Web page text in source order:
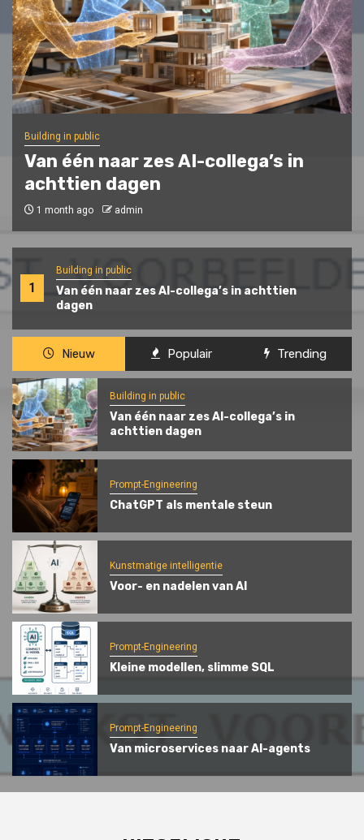
1
Building in public
Van één naar zes AI-collega’s in achttien
dagen
Prompt-Engineering
ChatGPT als mentale steun
Nieuw Populair Trending
Building in public
Van één naar zes AI-collega’s in
achttien dagen
Prompt-Engineering
ChatGPT als mentale steun
Kunstmatige intelligentie
Voor- en nadelen van AI
Prompt-Engineering
Kleine modellen, slimme SQL
Prompt-Engineering
Van microservices naar AI-agents